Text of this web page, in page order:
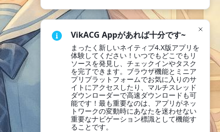
VikACG Appがあれば十分です~
まったく新しいネイティブ4.X版アプリを
体験してください！いつでもどこでもリ
ソースを発見し、チェックインやタスク
を完了できます。ブラウザ機能とミニア
プリプラットフォームでお気に入りのサ
イトにアクセスしたり、マルチスレッド
ダウンローダーで高速ダウンロードも可
能です！最も重要なのは、アプリがネッ
トワークの変動時にあなたを迷わせない
重要なナビゲーション標識として機能す
ることです。